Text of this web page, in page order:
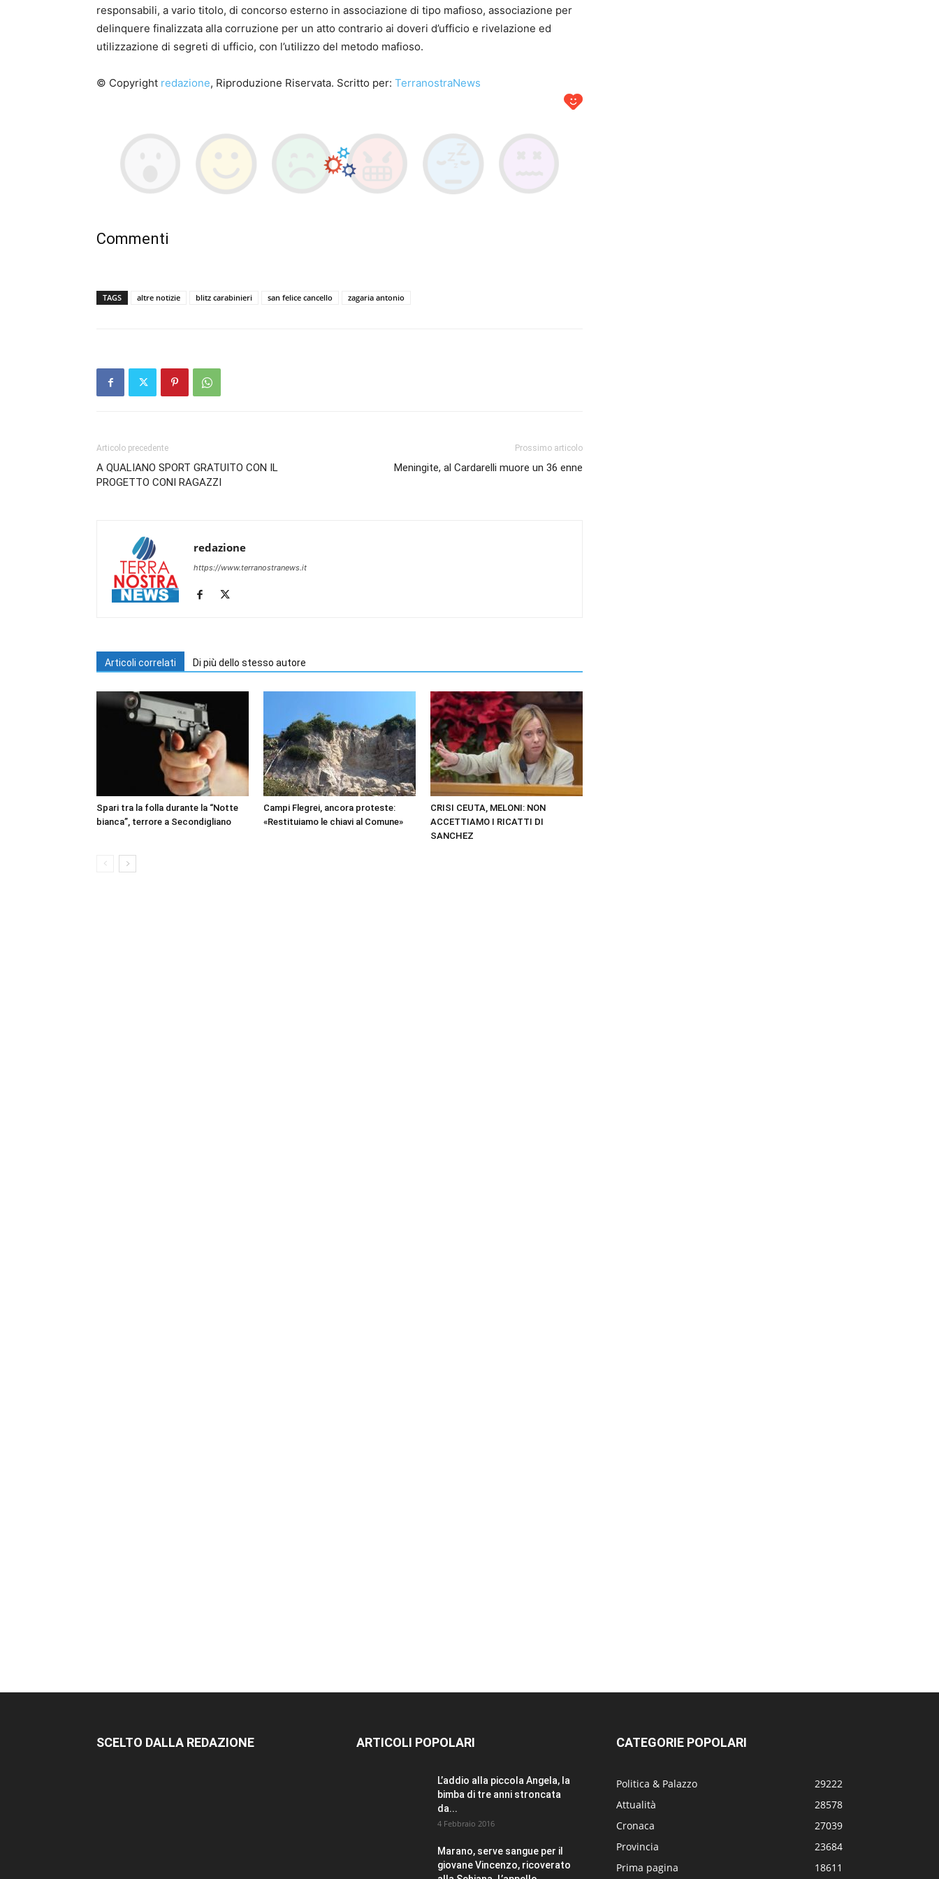
responsabili, a vario titolo, di concorso esterno in associazione di tipo mafioso, associazione per
delinquere finalizzata alla corruzione per un atto contrario ai doveri d’ufficio e rivelazione ed
utilizzazione di segreti di ufficio, con l’utilizzo del metodo mafioso.
© Copyright redazione, Riproduzione Riservata. Scritto per: TerranostraNews
Commenti
TAGS altre notizie blitz carabinieri san felice cancello zagaria antonio
Articolo precedente
A QUALIANO SPORT GRATUITO CON IL
PROGETTO CONI RAGAZZI
Prossimo articolo
Meningite, al Cardarelli muore un 36 enne
redazione
https://www.terranostranews.it
Articoli correlati Di più dello stesso autore
Spari tra la folla durante la “Notte
bianca”, terrore a Secondigliano
Campi Flegrei, ancora proteste:
«Restituiamo le chiavi al Comune»
CRISI CEUTA, MELONI: NON
ACCETTIAMO I RICATTI DI
SANCHEZ
SCELTO DALLA REDAZIONE ARTICOLI POPOLARI
L’addio alla piccola Angela, la
bimba di tre anni stroncata
da...
4 Febbraio 2016
Marano, serve sangue per il
giovane Vincenzo, ricoverato
CATEGORIE POPOLARI
Politica & Palazzo
29222
Attualità
28578
Cronaca
27039
Provincia
23684
Prima pagina
18611
RIMANI
SEMPRE
AGGIORNATO.
METTI UN